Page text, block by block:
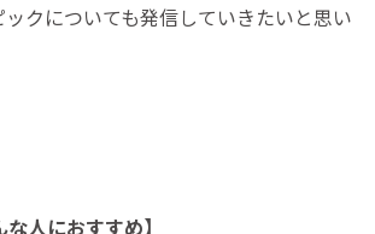
クについても発信していきたいと思い
な人におすすめ】